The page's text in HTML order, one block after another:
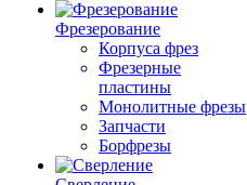
Фрезерование
Корпуса фрез
Фрезерные
пластины
Монолитные фрезы
Запчасти
Борфрезы